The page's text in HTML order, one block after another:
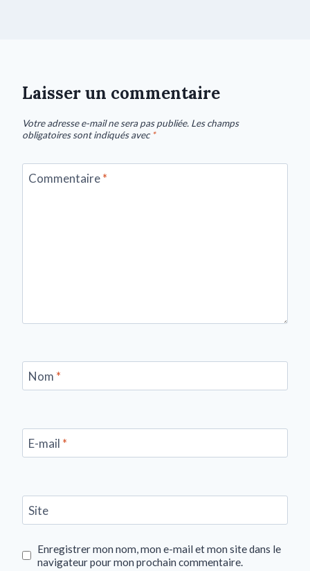
Laisser un commentaire
Votre adresse e-mail ne sera pas publiée. Les champs
obligatoires sont indiqués avec*
Commentaire*
Nom *
E-mail *
Site
Enregistrer mon nom, mon e-mail et mon site dans le
navigateur pour mon prochain commentaire.